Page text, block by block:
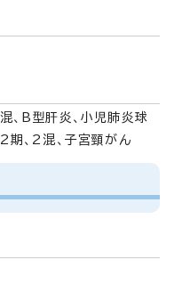
、B型肝炎、小児肺炎球
期、2混、子宮頸がん